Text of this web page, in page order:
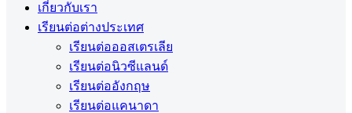
เกี่ยวกับเรา
เรียนต่อต่างประเทศ
เรียนต่อออสเตรเลีย
เรียนต่อนิวซีแลนด์
เรียนต่ออังกฤษ
เรียนต่อแคนาดา